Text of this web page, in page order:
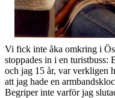
Vi fick inte åka omkring i
stoppades in i en turistbuss:
och jag 15 år, var verkligen
att jag hade en
Begriper inte varför jag